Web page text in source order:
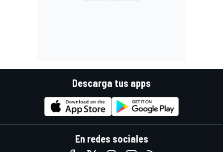
Descarga tus apps
En redes sociales